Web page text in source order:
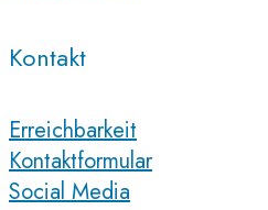
Kontakt
Erreichbarkeit
Kontaktformular
Social Media